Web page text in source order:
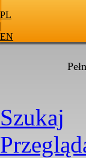
PL
|
EN
Szukaj